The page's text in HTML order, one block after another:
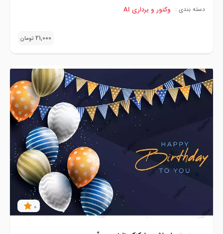
دسته بندی : وکتور و برداری AI
21,000 تومان
0